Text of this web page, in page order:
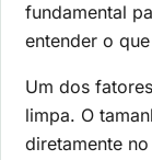
fundamental
entender o
Um dos
limpa. O
diretamente